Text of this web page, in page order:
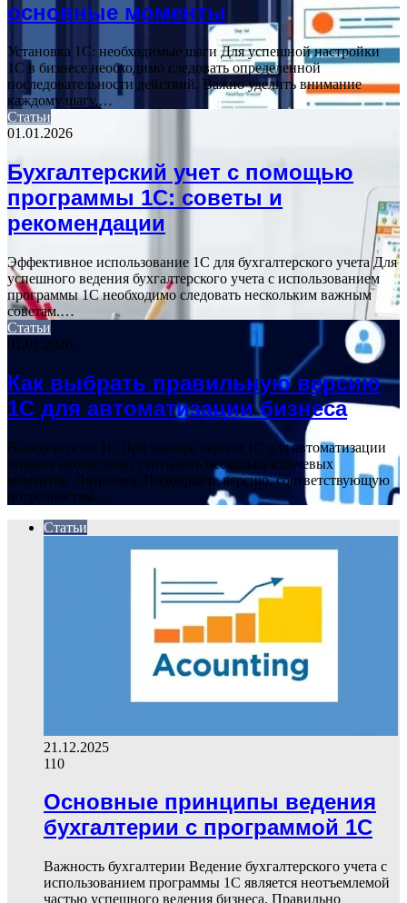
основные моменты
Установка 1С: необходимые шаги Для успешной настройки
1С в бизнесе необходимо следовать определенной
последовательности действий. Важно уделить внимание
каждому шагу,…
Статьи
01.01.2026
Бухгалтерский учет с помощью
программы 1С: советы и
рекомендации
Эффективное использование 1С для бухгалтерского учета Для
успешного ведения бухгалтерского учета с использованием
программы 1С необходимо следовать нескольким важным
советам.…
Статьи
01.01.2026
Как выбрать правильную версию
1С для автоматизации бизнеса
Выбор версии 1С При выборе версии 1С для автоматизации
бизнеса необходимо учитывать несколько ключевых
моментов. Лицензия: Подбирайте версию, соответствующую
потребностям…
Статьи
21.12.2025
110
Основные принципы ведения
бухгалтерии с программой 1С
Важность бухгалтерии Ведение бухгалтерского учета с
использованием программы 1С является неотъемлемой
частью успешного ведения бизнеса. Правильно